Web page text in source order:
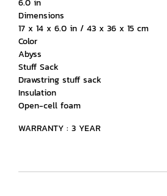
Dimensions
17 x 14 x 6.0 in / 43 x 36 x 15 cm
Color
Abyss
Stuff Sack
Drawstring stuff sack
Insulation
Open-cell foam
WARRANTY : 3 YEAR